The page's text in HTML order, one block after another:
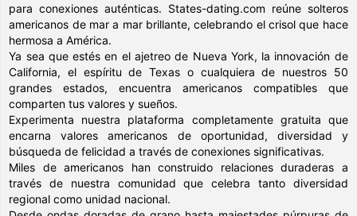
para conexiones auténticas. States-dating.com reúne solteros
americanos de mar a mar brillante, celebrando el crisol que hace
hermosa a América.
Ya sea que estés en el ajetreo de Nueva York, la innovación de
California, el espíritu de Texas o cualquiera de nuestros 50
grandes estados, encuentra americanos compatibles que
comparten tus valores y sueños.
Experimenta nuestra plataforma completamente gratuita que
encarna valores americanos de oportunidad, diversidad y
búsqueda de felicidad a través de conexiones significativas.
Miles de americanos han construido relaciones duraderas a
través de nuestra comunidad que celebra tanto diversidad
regional como unidad nacional.